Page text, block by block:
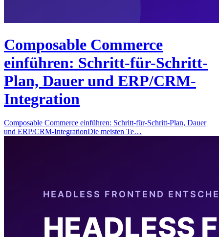
Composable Commerce
einführen: Schritt-für-Schritt-
Plan, Dauer und ERP/CRM-
Integration
Composable Commerce einführen: Schritt-für-Schritt-Plan, Dauer
und ERP/CRM-IntegrationDie meisten Te…